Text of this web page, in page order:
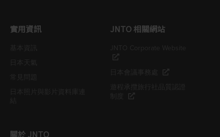
實用資訊 JNTO 相關網站
關於 JNTO